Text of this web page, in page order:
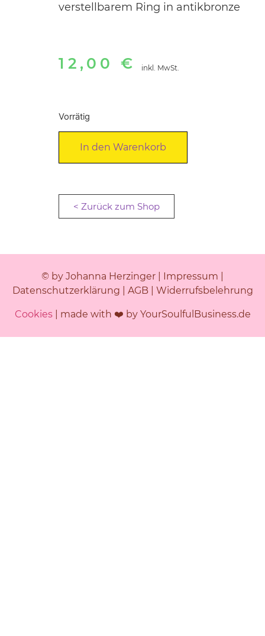
verstellbarem Ring in antikbronze
12,00 € inkl. MwSt.
Vorrätig
In den Warenkorb
< Zurück zum Shop
© by Johanna Herzinger | Impressum
Datenschutzerklärung
AGB Widerrufsbelehrung
Cookies| made with ❤️ by YourSoulfulBusiness.de